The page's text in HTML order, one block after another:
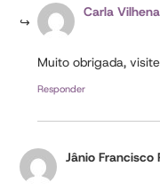
Carla Vilhena
Muito obrigada,
Responder
Jânio Francisco